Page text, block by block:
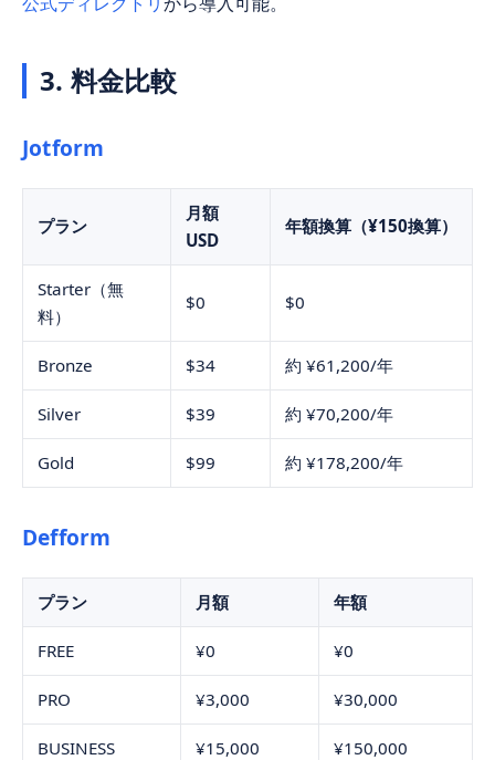
3. 料金比較
Jotform
プラン
月額
USD
年額換算（¥150換算）
Starter（無
料）
$0 $0
Bronze $34 約 ¥61,200/年
Silver $39 約 ¥70,200/年
Gold $99 約 ¥178,200/年
Defform
プラン 月額 年額
FREE ¥0 ¥0
PRO ¥3,000 ¥30,000
BUSINESS ¥15,000 ¥150,000